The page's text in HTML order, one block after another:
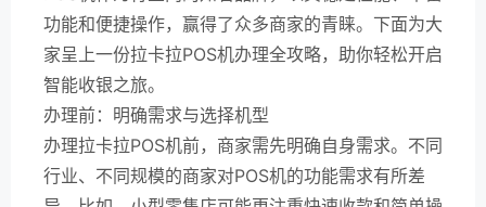
功能和便捷操作，赢得了众多商家的青睐。下面为大
家呈上一份拉卡拉POS机办理全攻略，助你轻松开启
智能收银之旅。
办理前：明确需求与选择机型
办理拉卡拉POS机前，商家需先明确自身需求。不同
行业、不同规模的商家对POS机的功能需求有所差